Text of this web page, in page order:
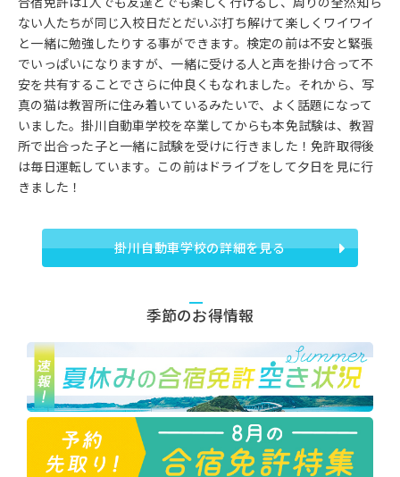
ない人たちが同じ入校日だとだいぶ打ち解けて楽しくワイワイ
と一緒に勉強したりする事ができます。検定の前は不安と緊張
でいっぱいになりますが、一緒に受ける人と声を掛け合って不
安を共有することでさらに仲良くもなれました。それから、写
真の猫は教習所に住み着いているみたいで、よく話題になって
いました。掛川自動車学校を卒業してからも本免試験は、教習
所で出合った子と一緒に試験を受けに行きました！免許取得後
は毎日運転しています。この前はドライブをして夕日を見に行
きました！
掛川自動車学校の詳細を見る
季節のお得情報